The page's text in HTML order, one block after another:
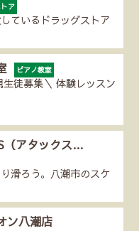
ア
ているドラッグストア
ピアノ教室
生徒募集＼ 体験レッスン
（アタックス…
滑ろう。八潮市のスケ
ン八潮店